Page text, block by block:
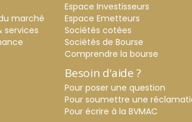
marché
services
Espace Investisseurs
Espace Emetteurs
Sociétés cotées
Sociétés de Bourse
Comprendre la bourse
Besoin d'aide ?
Pour poser une question
Pour soumettre une
Pour écrire à la BVMAC